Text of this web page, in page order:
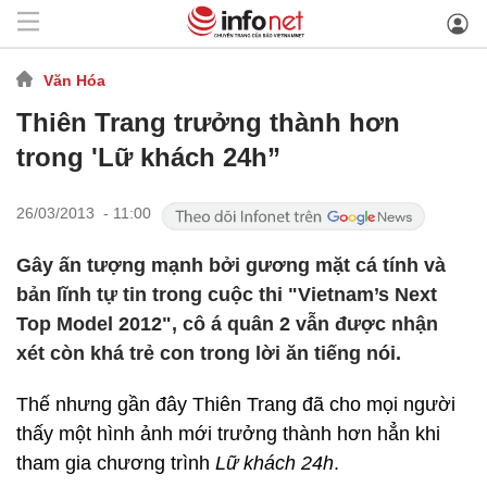
Văn Hóa
Thiên Trang trưởng thành hơn
trong 'Lữ khách 24h”
26/03/2013 - 11:00
Gây ấn tượng mạnh bởi gương mặt cá tính và
bản lĩnh tự tin trong cuộc thi "Vietnam’s Next
Top Model 2012", cô á quân 2 vẫn được nhận
xét còn khá trẻ con trong lời ăn tiếng nói.
Thế nhưng gần đây Thiên Trang đã cho mọi người
thấy một hình ảnh mới trưởng thành hơn hẳn khi
tham gia chương trình Lữ khách 24h.